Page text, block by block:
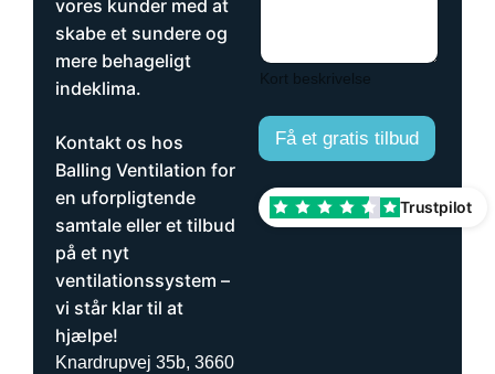
vores kunder med at
skabe et sundere og
mere behageligt
indeklima.
Kontakt os hos
Balling Ventilation for
en uforpligtende
samtale eller et tilbud
på et nyt
ventilationssystem –
vi står klar til at
hjælpe!
Knardrupvej 35b, 3660
e
r
n
k
e
r
d
Kort beskrivelse
Få et gratis tilbud
Trustpilot